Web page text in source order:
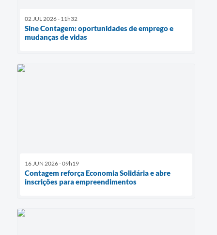
02 JUL 2026 - 11h32
Sine Contagem: oportunidades de emprego e
mudanças de vidas
16 JUN 2026 - 09h19
Contagem reforça Economia Solidária e abre
inscrições para empreendimentos